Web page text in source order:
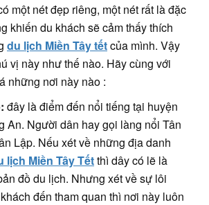
một nét đẹp riêng, một nét rất là đặc
khiến du khách sẽ cảm thấy thích
du lịch Miền Tây tếtcủa mình. Vậy
vị này như thế nào. Hãy cùng với
những nơi này nào :
đây là điểm đến nổi tiếng tại huyện
An. Người dân hay gọi làng nổi Tân
Lập. Nếu xét về những địa danh
lịch Miền Tây Tếtthì dây có lẽ là
đồ du lịch. Nhưng xét về sự lôi
đến tham quan thì nơi này luôn